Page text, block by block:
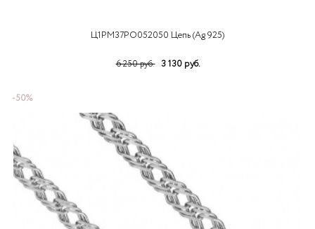
Ц1РМ37РО052050 Цепь (Ag 925)
6 250 руб. 3 130 руб.
-50%